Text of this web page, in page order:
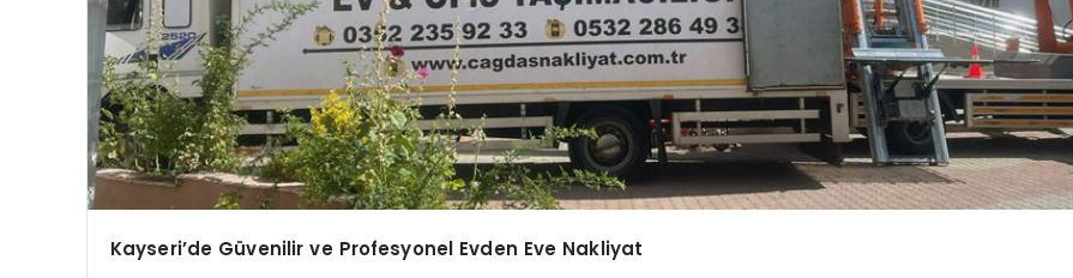
Kayseri’de Güvenilir ve Profesyonel Evden Eve Nakliyat